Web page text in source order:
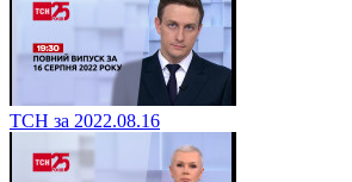
ТСН за 2022.08.16